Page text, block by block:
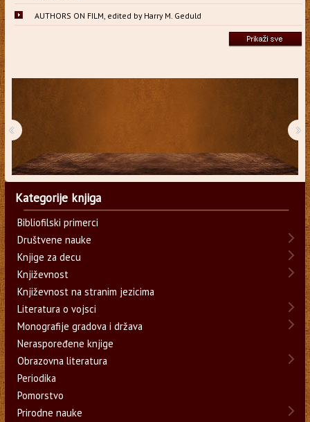
AUTHORS ON FILM, edited by Harry M. Geduld
‹ ›
Kategorije knjiga
Bibliofilski primerci
Društvene nauke
Knjige za decu
Književnost
Književnost na stranim jezicima
Literatura o vojsci
Monografije gradova i država
Neraspoređene knjige
Obrazovna literatura
Periodika
Pomorstvo
Prirodne nauke